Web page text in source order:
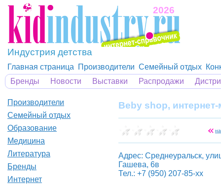
2026
Индустрия детства
Главная страница Производители Семейный отдых
Бренды
Новости Выставки Распродажи
Производители
Семейный отдых
Образование
Медицина
Литература
Бренды
Интернет
Beby shop, интернет-
Адрес: Среднеуральск,
Гашева, 6в
Тел.: +7 (950) 207-85-xx